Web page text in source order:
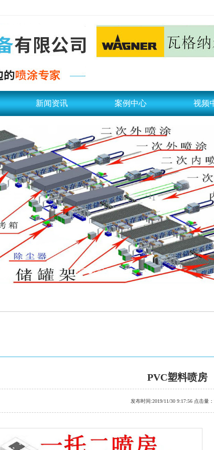
新闻资讯 案例中心 视频
PVC塑料喷房
发布时间:2019/11/30 9:17:56 点击量